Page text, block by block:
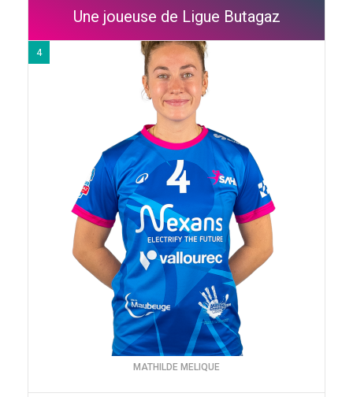
Une joueuse de Ligue Butagaz
4
MATHILDE MELIQUE